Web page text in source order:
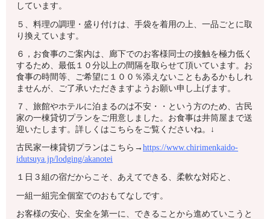
しています。
５、料理の調理・盛り付けは、手袋を着用の上、一品ごとに取
り換えています。
６，お食事のご案内は、廊下でのお客様同士の接触を極力低く
するため、最低１０分以上の間隔を取らせて頂いています。お
食事の時間等、ご希望に１００％添えないこともあるかもしれ
ませんが、ご了承いただきますようお願い申し上げます。
７、旅館やホテルに泊まるのは不安・・という方のため、古民
家の一棟貸切プランをご用意しました。お食事は井筒屋まで送
迎いたします。詳しくはこちらをご覧くださいね。↓
古民家一棟貸切プランはこちら→https://www.chirimenkaido-
idutsuya.jp/lodging/akanotei
１日３組の宿だからこそ、あえてできる、柔軟な対応と、
一組一組完全個室でのおもてなしです。
お客様の安心、安全を第一に、できることから進めていこうと